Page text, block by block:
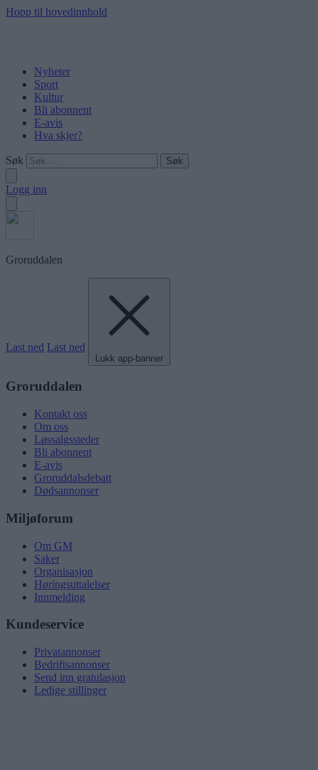
Hopp til hovedinnhold
Nyheter
Sport
Kultur
Bli abonnent
E-avis
Hva skjer?
Søk
Logg inn
Groruddalen
Last ned Last ned
Lukk app-banner
Groruddalen
Kontakt oss
Om oss
Løssalgssteder
Bli abonnent
E-avis
Groruddalsdebatt
Dødsannonser
Miljøforum
Om GM
Saker
Organisasjon
Høringsuttalelser
Innmelding
Kundeservice
Privatannonser
Bedriftsannonser
Send inn gratulasjon
Ledige stillinger